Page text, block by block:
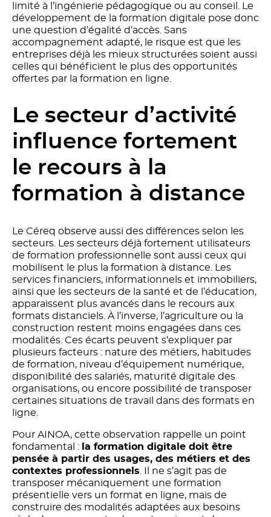
limité à l’ingénierie pédagogique ou au conseil. Le
développement de la formation digitale pose donc
une question d’égalité d’accès. Sans
accompagnement adapté, le risque est que les
entreprises déjà les mieux structurées soient aussi
celles qui bénéficient le plus des opportunités
offertes par la formation en ligne.
Le secteur d’activité
influence fortement
le recours à la
formation à distance
Le Céreq observe aussi des différences selon les
secteurs. Les secteurs déjà fortement utilisateurs
de formation professionnelle sont aussi ceux qui
mobilisent le plus la formation à distance. Les
services financiers, informationnels et immobiliers,
ainsi que les secteurs de la santé et de l’éducation,
apparaissent plus avancés dans le recours aux
formats distanciels. À l’inverse, l’agriculture ou la
construction restent moins engagées dans ces
modalités. Ces écarts peuvent s’expliquer par
plusieurs facteurs : nature des métiers, habitudes
de formation, niveau d’équipement numérique,
disponibilité des salariés, maturité digitale des
organisations, ou encore possibilité de transposer
certaines situations de travail dans des formats en
ligne.
Pour AINOA, cette observation rappelle un point
fondamental : la formation digitale doit être
pensée à partir des usages, des métiers et des
contextes professionnels . Il ne s’agit pas de
transposer mécaniquement une formation
présentielle vers un format en ligne, mais de
construire des modalités adaptées aux besoins